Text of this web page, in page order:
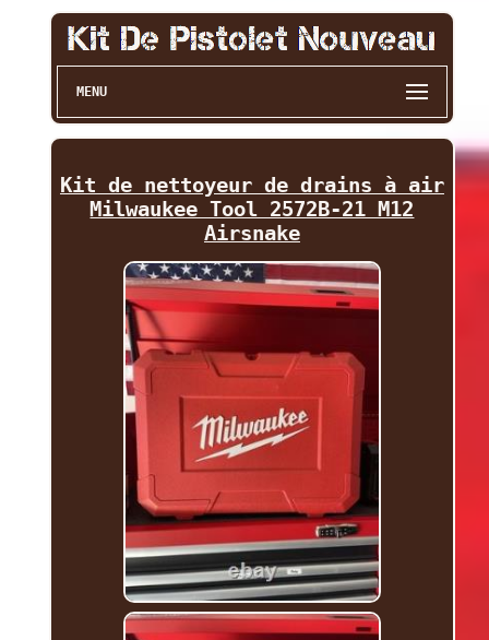
MENU
Kit de nettoyeur de drains à air
Milwaukee Tool 2572B-21 M12
Airsnake